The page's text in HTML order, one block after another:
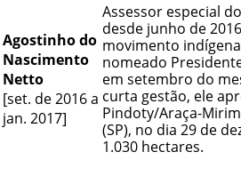
Agostinho do
Nascimento
Netto
[set. de 2016 a
jan. 2017]
Assessor especial
desde junho de
movimento
nomeado
em setembro do
curta gestão, ele
Pindoty/Araça-
(SP), no dia 29 de
1.030 hectares.